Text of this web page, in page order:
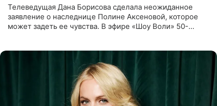
Телеведущая Дана Борисова сделала неожиданное
заявление о наследнице Полине Аксеновой, которое
может задеть ее чувства. В эфире «Шоу Воли» 50-